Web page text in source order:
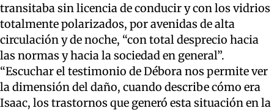
transitaba sin licencia de conducir y con los vidrios
totalmente polarizados, por avenidas de alta
circulación y de noche, “con total desprecio hacia
las normas y hacia la sociedad en general”.
“Escuchar el testimonio de Débora nos permite ver
la dimensión del daño, cuando describe cómo era
Isaac, los trastornos que generó esta situación en la